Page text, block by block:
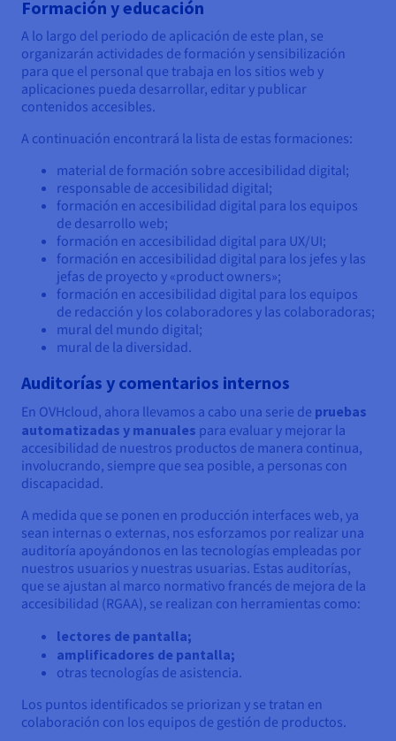
Formación y educación
A lo largo del periodo de aplicación de este plan, se
organizarán actividades de formación y sensibilización
para que el personal que trabaja en los sitios web y
aplicaciones pueda desarrollar, editar y publicar
contenidos accesibles.
A continuación encontrará la lista de estas formaciones:
material de formación sobre accesibilidad digital;
responsable de accesibilidad digital;
formación en accesibilidad digital para los equipos
de desarrollo web;
formación en accesibilidad digital para UX/UI;
formación en accesibilidad digital para los jefes y las
jefas de proyecto y «product owners»;
formación en accesibilidad digital para los equipos
de redacción y los colaboradores y las colaboradoras;
mural del mundo digital;
mural de la diversidad.
Auditorías y comentarios internos
En OVHcloud, ahora llevamos a cabo una serie de pruebas
automatizadas y manuales para evaluar y mejorar la
accesibilidad de nuestros productos de manera continua,
involucrando, siempre que sea posible, a personas con
discapacidad.
A medida que se ponen en producción interfaces web, ya
sean internas o externas, nos esforzamos por realizar una
auditoría apoyándonos en las tecnologías empleadas por
nuestros usuarios y nuestras usuarias. Estas auditorías,
que se ajustan al marco normativo francés de mejora de la
accesibilidad (RGAA), se realizan con herramientas como:
lectores de pantalla;
amplificadores de pantalla;
otras tecnologías de asistencia.
Los puntos identificados se priorizan y se tratan en
colaboración con los equipos de gestión de productos.